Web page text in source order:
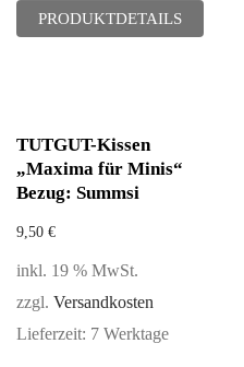
PRODUKTDETAILS
TUTGUT-Kissen
„Maxima für Minis“
Bezug: Summsi
9,50 €
inkl. 19 % MwSt.
zzgl. Versandkosten
Lieferzeit: 7 Werktage